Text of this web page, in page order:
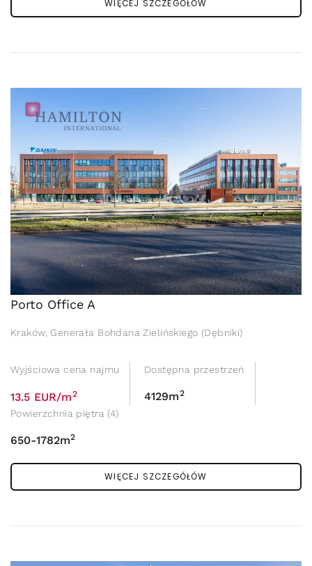
WIĘCEJ SZCZEGÓŁÓW
Porto Office A
Kraków, Generała Bohdana Zielińskiego (Dębniki)
Wyjściowa cena najmu
13.5 EUR/m2
Dostępna przestrzeń
4129m2
Powierzchnia piętra (4)
650-1782m2
WIĘCEJ SZCZEGÓŁÓW